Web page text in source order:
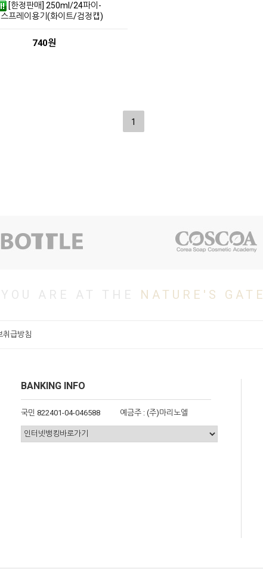
[한정판매] 250ml/24파이-
프레이용기(화이트/검정캡)
740원
1
YOU ARE AT THE NATURE'S GATE
취급방침
BANKING INFO
국민 822401-04-046588 예금주 : (주)마리노엘